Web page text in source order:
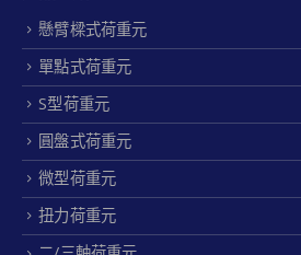
懸臂樑式荷重元
單點式荷重元
S型荷重元
圓盤式荷重元
微型荷重元
扭力荷重元